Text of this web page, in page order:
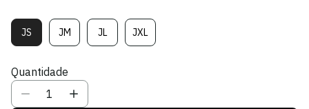
JSVariante
Esgotada
Indisponível
JMVariante
Esgotada
Indisponível
JLVariante
Esgotada
JXLVariante
Esgotada
Quantidade